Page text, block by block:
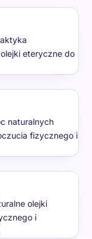
eteryczne do
naturalnych
fizycznego i
olejki
i